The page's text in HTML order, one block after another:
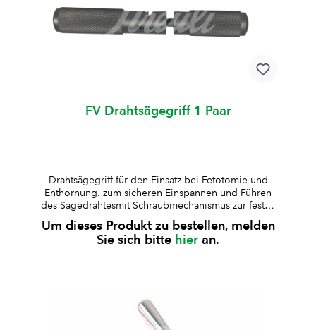
FV Drahtsägegriff 1 Paar
Drahtsägegriff für den Einsatz bei Fetotomie und
Enthornung. zum sicheren Einspannen und Führen
des Sägedrahtesmit Schraubmechanismus zur festen
und einfachen Klemmungermöglicht eine präzise
Kontrolle und gleichmässige KraftübertragungGriff
mit strukturierter Oberfläche für sicheren und
Um dieses Produkt zu bestellen, melden
Sie sich bitte hier an.